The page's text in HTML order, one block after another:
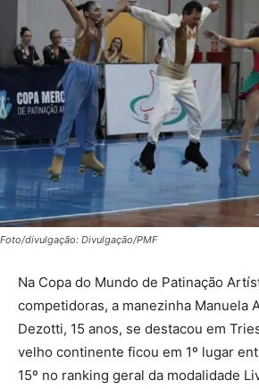
Foto/divulgação: Divulgação/PMF
Na Copa do Mundo de Patinação
competidoras, a manezinha Manuela
Dezotti, 15 anos, se destacou em
velho continente ficou em 1º lugar
15º no ranking geral da modalidade